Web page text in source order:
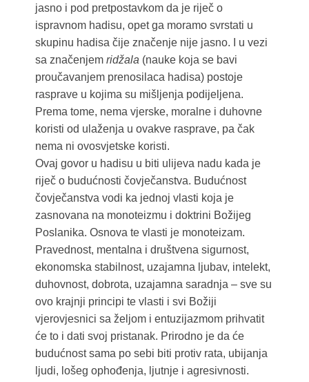
jasno i pod pretpostavkom da je riječ o
ispravnom hadisu, opet ga moramo svrstati u
skupinu hadisa čije značenje nije jasno. I u vezi
sa značenjem ridžala (nauke koja se bavi
proučavanjem prenosilaca hadisa) postoje
rasprave u kojima su mišljenja podijeljena.
Prema tome, nema vjerske, moralne i duhovne
koristi od ulaženja u ovakve rasprave, pa čak
nema ni ovosvjetske koristi.
Ovaj govor u hadisu u biti ulijeva nadu kada je
riječ o budućnosti čovječanstva. Budućnost
čovječanstva vodi ka jednoj vlasti koja je
zasnovana na monoteizmu i doktrini Božijeg
Poslanika. Osnova te vlasti je monoteizam.
Pravednost, mentalna i društvena sigurnost,
ekonomska stabilnost, uzajamna ljubav, intelekt,
duhovnost, dobrota, uzajamna saradnja – sve su
ovo krajnji principi te vlasti i svi Božiji
vjerovjesnici sa željom i entuzijazmom prihvatit
će to i dati svoj pristanak. Prirodno je da će
budućnost sama po sebi biti protiv rata, ubijanja
ljudi, lošeg ophođenja, ljutnje i agresivnosti.